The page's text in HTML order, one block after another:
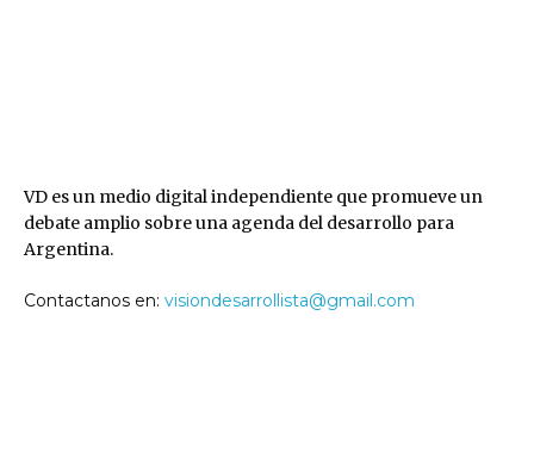
VD es un medio digital independiente que promueve un
debate amplio sobre una agenda del desarrollo para
Argentina.
Contactanos en: visiondesarrollista@gmail.com